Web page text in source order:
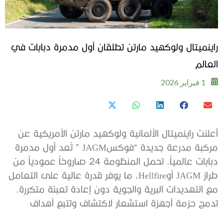
راينميتال ولوكهيد مارتن تطلقان أول مدمرة دبابات في
العالم
1 فبراير 2026
أعلنت راينميتال الألمانية ولوكهيد مارتن الأمريكية عن
مركبة مدرعة جديدة “فوكسJAGM ” تُعد أول مدمرة
دبابات عالمياً. تحمل المنظومة 24 صاروخاً عمودياً من
طراز JAGM أوHellfire، ما يوفر قدرة عالية على التعامل
مع التهديدات البرية والجوية دون إعادة تعبئة متكررة.
تدمج حزمة أجهزة استشعار لاكتشاف وتتبع أهداف